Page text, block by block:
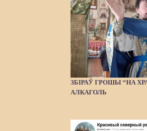
ЗБІРАЎ ГРОШЫ “НА
АЛКАГОЛЬ